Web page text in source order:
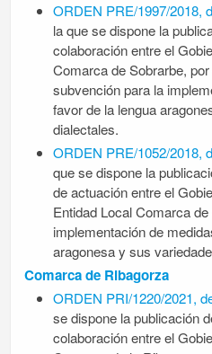
ORDEN PRE/1997/2018,
la que se dispone la
colaboración entre el
Comarca de Sobrarbe,
subvención para la
favor de la lengua
dialectales.
ORDEN PRE/1052/2018,
que se dispone la
de actuación entre el
Entidad Local Comarca
implementación de
aragonesa y sus
Comarca de Ribagorza
ORDEN PRI/1220/2021,
se dispone la publicación
colaboración entre el